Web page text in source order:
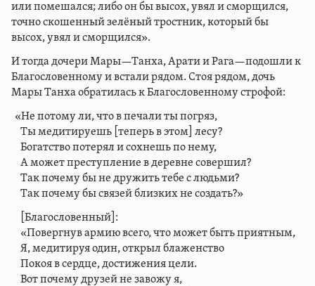
или помешался; либо он бы высох, увял и сморщился,
точно скошенный зелёный тростник, который бы
высох, увял и сморщился».
И тогда дочери Мары—Танха, Арати и Рага—подошли к
Благословенному и встали рядом. Стоя рядом, дочь
Мары Танха обратилась к Благословенному строфой:
«Не потому ли, что в печали ты погряз,
Ты медитируешь [теперь в этом] лесу?
Богатство потерял и сохнешь по нему,
А может преступление в деревне совершил?
Так почему бы не дружить тебе с людьми?
Так почему бы связей близких не создать?»
[Благословенный]:
«Повергнув армию всего, что может быть приятным,
Я, медитируя один, открыл блаженство
Покоя в сердце, достижения цели.
Вот почему друзей не завожу я,